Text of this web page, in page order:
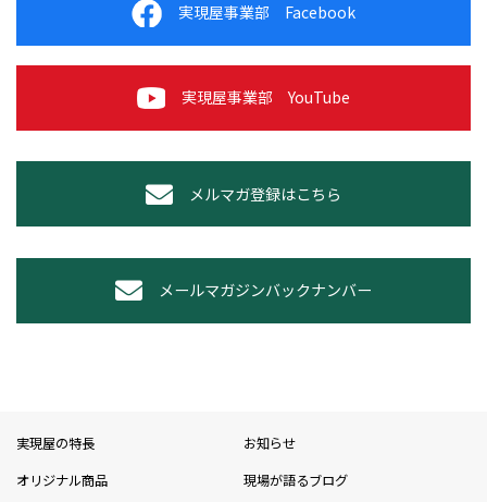
実現屋事業部 Facebook
実現屋事業部 YouTube
メルマガ登録はこちら
メールマガジンバックナンバー
実現屋の特長
オリジナル商品
お知らせ
現場が語るブログ